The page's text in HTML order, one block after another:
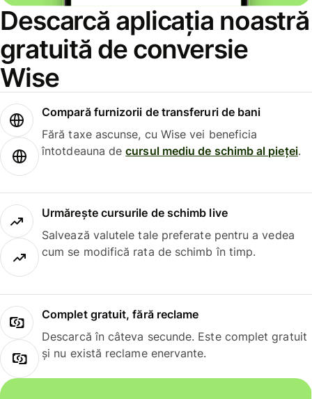
Descarcă aplicația noastră
gratuită de conversie
Wise
Compară furnizorii de transferuri de bani
Fără taxe ascunse, cu Wise vei beneficia
întotdeauna decursul mediu de schimb al pieței.
Urmărește cursurile de schimb live
Salvează valutele tale preferate pentru a vedea
cum se modifică rata de schimb în timp.
Complet gratuit, fără reclame
Descarcă în câteva secunde. Este complet gratuit
și nu există reclame enervante.